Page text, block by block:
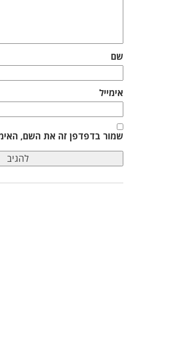
שם
אימייל
שמור בדפדפן זה את השם,